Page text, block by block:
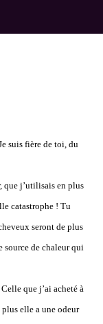
suis fière de toi, du
que j’utilisais en plus
catastrophe ! Tu
seront de plus
source de chaleur qui
que j’ai acheté à
elle a une odeur